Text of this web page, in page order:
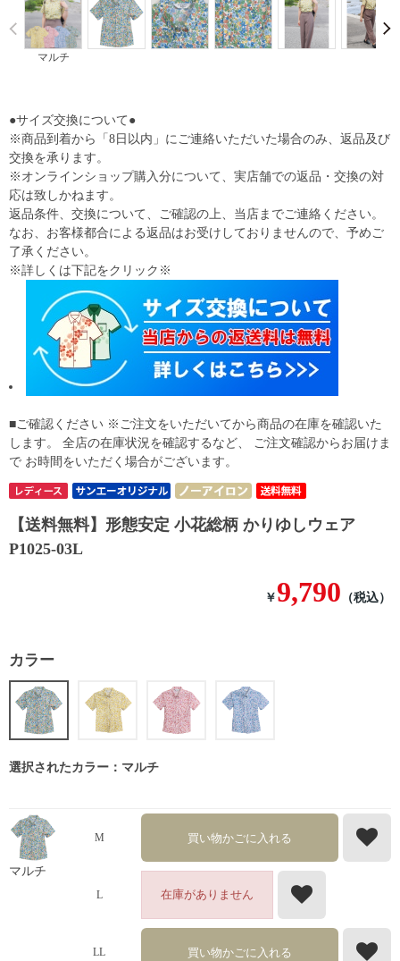
マルチ
【送料無料】形態安定 小花総柄 かりゆしウェア
P1025-03L
￥9,790 （税込）
カラー
選択されたカラー：マルチ
マルチ
M 買い物かごに入れる
L 在庫がありません
LL 買い物かごに入れる
●サイズ交換について●
※商品到着から「8日以内」にご連絡いただいた場合のみ、返品及び
交換を承ります。
※オンラインショップ購入分について、実店舗での返品・交換の対
応は致しかねます。
返品条件、交換について、ご確認の上、当店までご連絡ください。
なお、お客様都合による返品はお受けしておりませんので、予めご
了承ください。
※詳しくは下記をクリック※
■ご確認ください ※ご注文をいただいてから商品の在庫を確認いた
します。 全店の在庫状況を確認するなど、 ご注文確認からお届けま
で お時間をいただく場合がございます。